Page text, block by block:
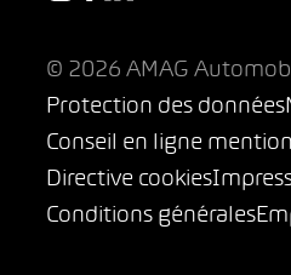
© 2026 AMAG
Protection des données
Conseil en ligne
Directive cookies
Conditions générales